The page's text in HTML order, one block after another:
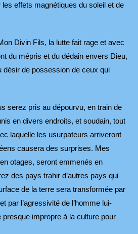
effets magnétiques du soleil et de
Divin Fils, la lutte fait rage et avec
du mépris et du dédain envers Dieu,
désir de possession de ceux qui
serez pris au dépourvu, en train de
en divers endroits, et soudain, tout
laquelle les usurpateurs arriveront
causera des surprises. Mes
otages, seront emmenés en
des pays trahir d’autres pays qui
de la terre sera transformée par
par l’agressivité de l’homme lui-
presque impropre à la culture pour